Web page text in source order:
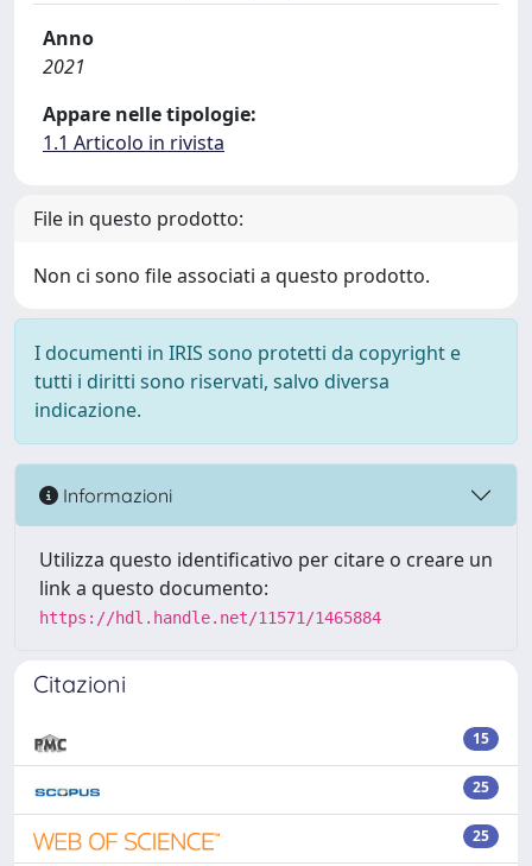
Anno
2021
Appare nelle tipologie:
1.1 Articolo in rivista
File in questo prodotto:
Non ci sono file associati a questo prodotto.
I documenti in IRIS sono protetti da copyright e
tutti i diritti sono riservati, salvo diversa
indicazione.
Informazioni
Utilizza questo identificativo per citare o creare un
link a questo documento:
https://hdl.handle.net/11571/1465884
Citazioni
15
25
25